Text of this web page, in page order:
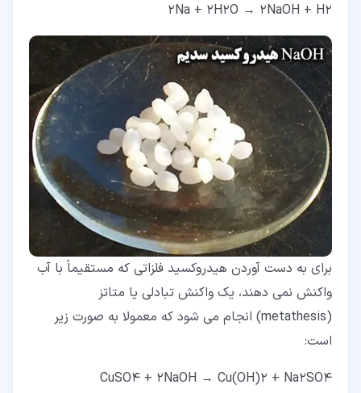
2Na + 2H2O → 2NaOH + H2
برای به دست آوردن هیدروکسید فلزاتی که مستقیماً با آب
واکنش نمی دهند، یک واکنش تبادلی یا متاتز
(metathesis) انجام می شود که معمولا به صورت زیر
است:
CuSO4 + 2NaOH → Cu(OH)2 + Na2SO4